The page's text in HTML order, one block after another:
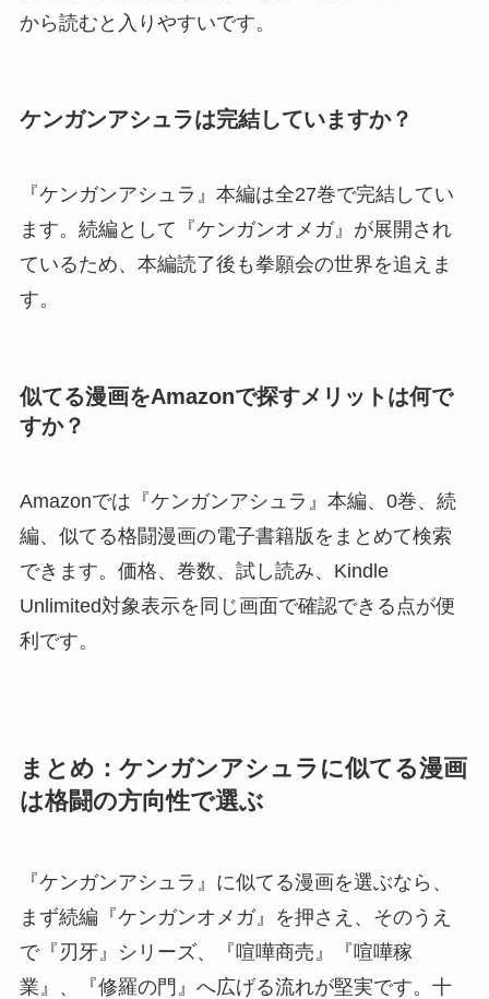
から読むと入りやすいです。
ケンガンアシュラは完結していますか？
『ケンガンアシュラ』本編は全27巻で完結してい
ます。続編として『ケンガンオメガ』が展開され
ているため、本編読了後も拳願会の世界を追えま
す。
似てる漫画をAmazonで探すメリットは何で
すか？
Amazonでは『ケンガンアシュラ』本編、0巻、続
編、似てる格闘漫画の電子書籍版をまとめて検索
できます。価格、巻数、試し読み、Kindle
Unlimited対象表示を同じ画面で確認できる点が便
利です。
まとめ：ケンガンアシュラに似てる漫画
は格闘の方向性で選ぶ
『ケンガンアシュラ』に似てる漫画を選ぶなら、
まず続編『ケンガンオメガ』を押さえ、そのうえ
で『刃牙』シリーズ、『喧嘩商売』『喧嘩稼
業』、『修羅の門』へ広げる流れが堅実です。十